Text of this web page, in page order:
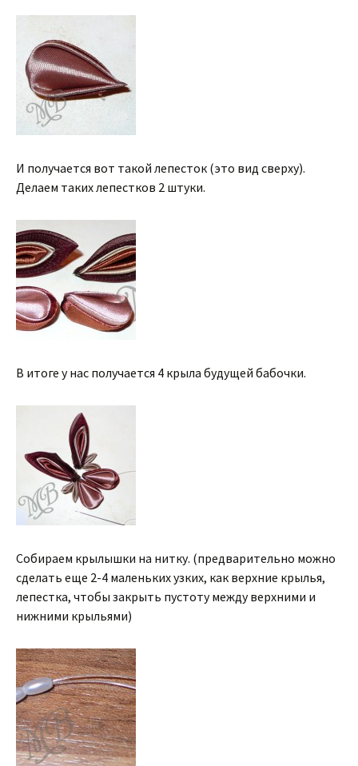
И получается вот такой лепесток (это вид сверху).
Делаем таких лепестков 2 штуки.
В итоге у нас получается 4 крыла будущей бабочки.
Собираем крылышки на нитку. (предварительно можно
сделать еще 2-4 маленьких узких, как верхние крылья,
лепестка, чтобы закрыть пустоту между верхними и
нижними крыльями)